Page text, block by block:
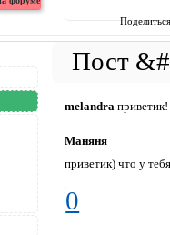
melandra
Маняня
приветик) что у
0